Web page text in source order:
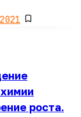
роста.